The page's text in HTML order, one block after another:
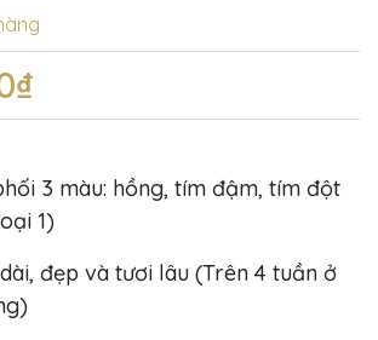
3 màu: hồng, tím đậm, tím đột
1)
đẹp và tươi lâu (Trên 4 tuần ở